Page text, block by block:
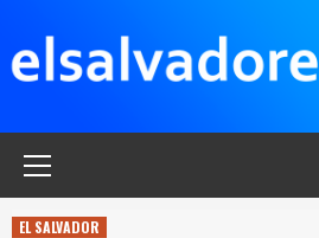
contenido
EL SALVADOR